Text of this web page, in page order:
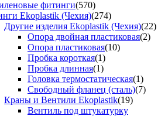
фитинги(570)
Ekoplastik (Чехия)(274)
Другие изделия Ekoplastik (Чехия)(22)
Опора двойная пластиковая(2)
Опора пластиковая(10)
Пробка короткая(1)
Пробка длинная(1)
Головка термостатическая(1)
Свободный фланец (сталь)(7)
Краны и Вентили Ekoplastik(19)
Вентиль под штукатурку